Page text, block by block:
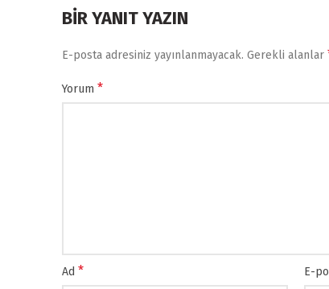
BIR YANIT YAZIN
E-posta adresiniz yayınlanmayacak. Gerekli alanlar
Yorum *
Ad * E-